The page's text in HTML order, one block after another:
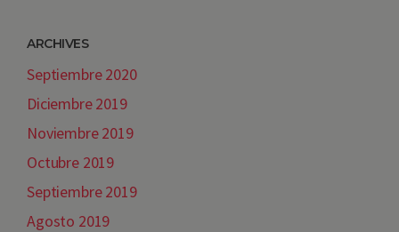
ARCHIVES
Septiembre 2020
Diciembre 2019
Noviembre 2019
Octubre 2019
Septiembre 2019
Agosto 2019